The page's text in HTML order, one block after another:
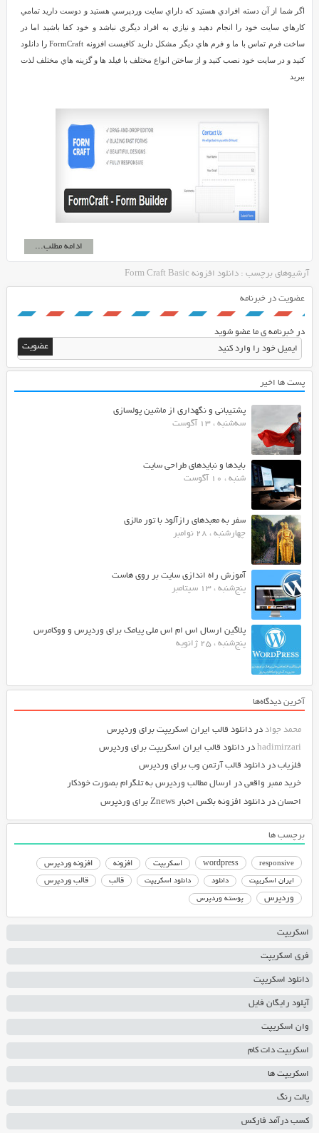
اگر شما از آن دسته افرادي هستيد که داراي سايت وردپرسي هستيد و دوست داريد تمامي
کارهاي سايت خود را انجام دهيد و نيازي به افراد ديگري نباشد و خود کفا باشيد اما در
ساخت فرم تماس با ما و فرم هاي ديگر مشکل داريد کافيست افزونه FormCraft را دانلود
کنيد و در سايت خود نصب کنيد و از ساختن انواع مختلف با فيلد ها و گزينه هاي مختلف لذت
ببريد
ادامه مطلب...
آرشیوهای برچسب : دانلود افزونه Form Craft Basic
عضویت در خبرنامه
در خبرنامه ی ما عضو شوید
پست ها اخیر
پشتیبانی و نگهداری از ماشین پولسازی
سه‌شنبه ، 13 آگوست
بایدها و نبایدهای طراحی سایت
شنبه ، 10 آگوست
سفر به معبدهای رازآلود با تور مالزی
چهارشنبه ، 28 نوامبر
آموزش راه اندازی سایت بر روی هاست
پنج‌شنبه ، 13 سپتامبر
پلاگین ارسال اس ام اس ملی پیامک برای وردپرس و ووکامرس
پنج‌شنبه ، 25 ژانویه
آخرین دیدگاه‌ها
محمد جواددر دانلود قالب ایران اسکریپت برای وردپرس
hadimirzariدر دانلود قالب ایران اسکریپت برای وردپرس
فلزیابدر دانلود قالب آرتمن وب برای وردپرس
خرید ممبر واقعیدر ارسال مطالب وردپرس به تلگرام بصورت خودکار
احساندر دانلود افزونه باکس اخبار Znews برای وردپرس
برچسب ها
responsive
wordpress اسکریپت افزونه افزونه وردپرس
ایران اسکریپت دانلود دانلود اسکریپت قالب قالب وردپرس
وردپرس پوسته وردپرس
اسکریپت
فری اسکریپت
دانلود اسکریپت
آپلود رایگان فایل
وان اسکریپت
اسکریپت دات کام
اسکریپت ها
پالت رنگ
کسب درآمد فارکس